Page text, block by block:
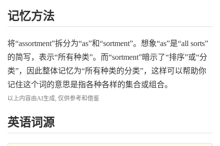
记忆方法
将“assortment”拆分为“as”和“sortment”。想象“as”是“all sorts”
的简写，表示“所有种类”。而“sortment”暗示了“排序”或“分
类”，因此整体记忆为“所有种类的分类”，这样可以帮助你
记住这个词的意思是指各种各样的集合或组合。
以上内容由AI生成, 仅供参考和借鉴
英语词源